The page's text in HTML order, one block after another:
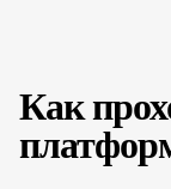
Как